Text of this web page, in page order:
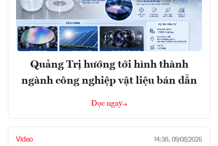
Quảng Trị hướng tới hình thành
ngành công nghiệp vật liệu bán dẫn
Đọc ngay
Video 14:38, 09/08/2026